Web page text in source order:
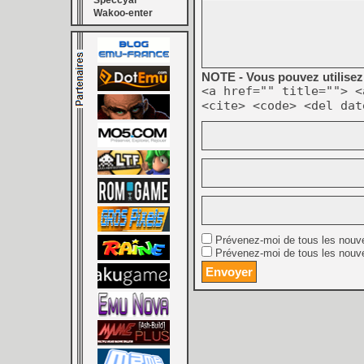
Wakoo-enter
NOTE - Vous pouvez
<a href="" title="">
<cite> <code> <del
Prévenez-moi de tous les
Prévenez-moi de tous les